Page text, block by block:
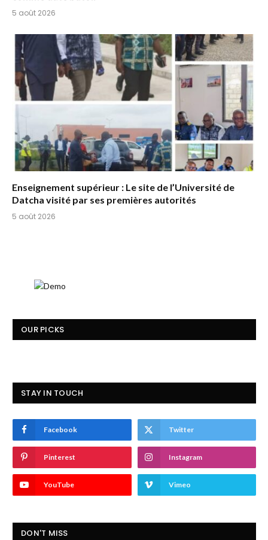
5 août 2026
Enseignement supérieur : Le site de l’Université de
Datcha visité par ses premières autorités
5 août 2026
OUR PICKS
STAY IN TOUCH
Facebook Twitter
Pinterest Instagram
YouTube Vimeo
DON'T MISS